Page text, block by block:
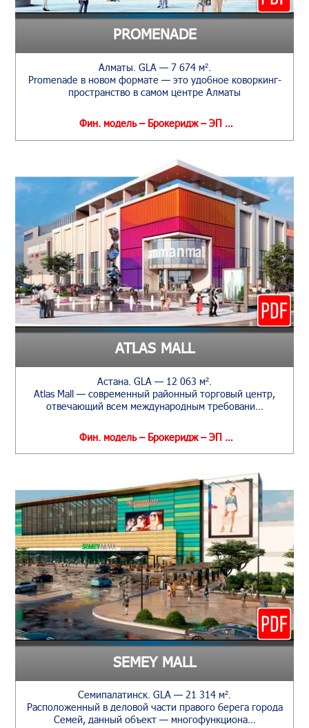
PROMENADE
Алматы. GLA — 7 674 м².
Promenade в новом формате — это удобное коворкинг-
пространство в самом центре Алматы
Фин. модель – Брокеридж – ЭП …
ATLAS MALL
Астана. GLA — 12 063 м².
Atlas Mall — современный районный торговый центр,
отвечающий всем международным требовани…
Фин. модель – Брокеридж – ЭП …
SEMEY MALL
Семипалатинск. GLA — 21 314 м².
Расположенный в деловой части правого берега города
Семей, данный объект — многофункциона…